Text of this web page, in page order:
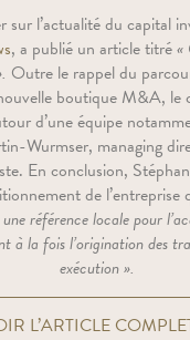
sur l’actualité du capital
, a publié un article titré«
Outre le rappel du
boutique M&A, le
d’une équipe
Wurmser, managing
En conclusion,
de l’entreprise
référence locale pour
à la fois l’origination des
exécution ».
L’ARTICLE